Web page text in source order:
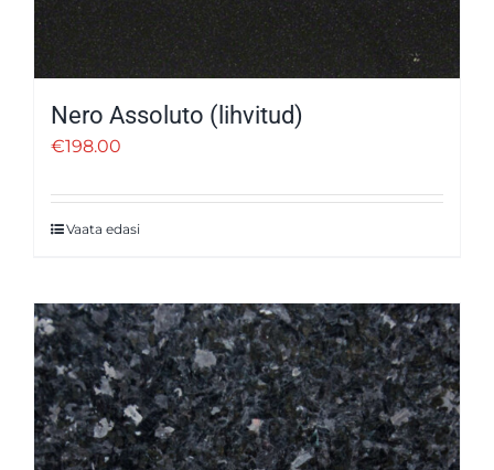
Nero Assoluto (lihvitud)
€198.00
Vaata edasi